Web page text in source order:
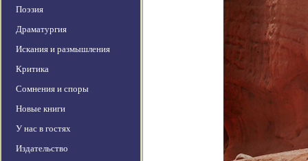
Поэзия
Драматургия
Искания и размышления
Критика
Сомнения и споры
Новые книги
У нас в гостях
Издательство